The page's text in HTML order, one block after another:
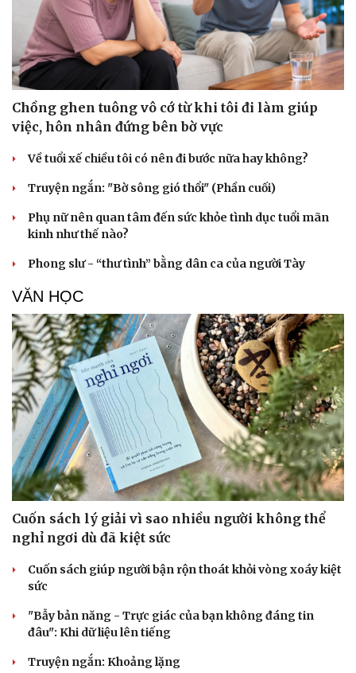
Cải chính
Chồng ghen tuông vô cớ từ khi tôi đi làm giúp
việc, hôn nhân đứng bên bờ vực
Về tuổi xế chiều tôi có nên đi bước nữa hay không?
Truyện ngắn: "Bờ sông gió thổi" (Phần cuối)
Phụ nữ nên quan tâm đến sức khỏe tình dục tuổi mãn
kinh như thế nào?
Phong slư - “thư tình” bằng dân ca của người Tày
VĂN HỌC
Cuốn sách lý giải vì sao nhiều người không thể
nghỉ ngơi dù đã kiệt sức
Cuốn sách giúp người bận rộn thoát khỏi vòng xoáy kiệt
sức
"Bẫy bản năng - Trực giác của bạn không đáng tin
đâu": Khi dữ liệu lên tiếng
Truyện ngắn: Khoảng lặng